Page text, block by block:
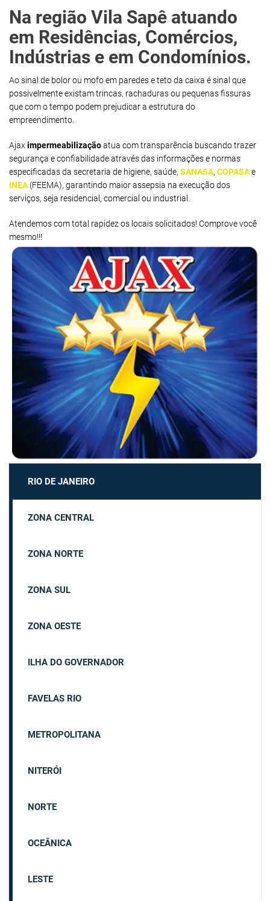
Na região Vila Sapê atuando
em Residências, Comércios,
Indústrias e em Condomínios.
Ao sinal de bolor ou mofo em paredes e teto da caixa é sinal que
possivelmente existam trincas, rachaduras ou pequenas fissuras
que com o tempo podem prejudicar a estrutura do
empreendimento.
Ajaximpermeabilizaçãoatua com transparência buscando trazer
segurança e confiabilidade através das informações e normas
especificadas da secretaria de higiene, saúde, SANASA, COPASAe
INEA (FEEMA), garantindo maior assepsia na execução dos
serviços, seja residencial, comercial ou industrial.
Atendemos com total rapidez os locais solicitados! Comprove você
mesmo!!!
RIO DE JANEIRO
ZONA CENTRAL
ZONA NORTE
ZONA SUL
ZONA OESTE
ILHA DO GOVERNADOR
FAVELAS RIO
METROPOLITANA
NITERÓI
NORTE
OCEÂNICA
LESTE